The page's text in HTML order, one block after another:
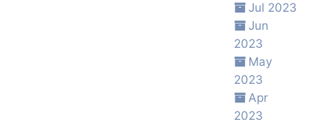
Jul 2023
Jun
2023
May
2023
Apr
2023